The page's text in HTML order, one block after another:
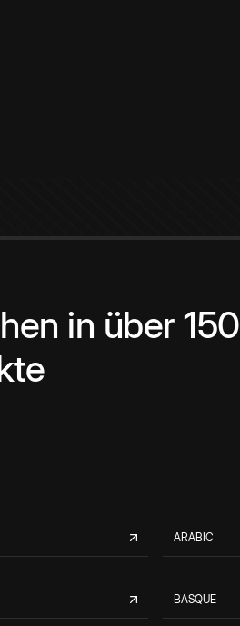
in über 150
ARABIC
BASQUE